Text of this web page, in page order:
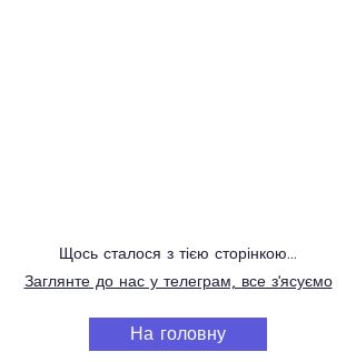
Щось сталося з тією сторінкою...
Заглянте до нас у телеграм, все з'ясуємо
На головну